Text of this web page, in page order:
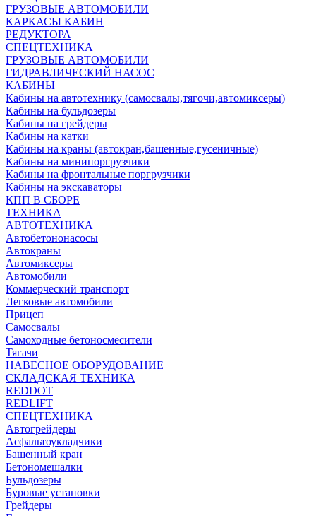
ГРУЗОВЫЕ АВТОМОБИЛИ
КАРКАСЫ КАБИН
РЕДУКТОРА
СПЕЦТЕХНИКА
ГРУЗОВЫЕ АВТОМОБИЛИ
ГИДРАВЛИЧЕСКИЙ НАСОС
КАБИНЫ
Кабины на автотехнику (самосвалы,тягочи,автомиксеры)
Кабины на бульдозеры
Кабины на грейдеры
Кабины на катки
Кабины на краны (автокран,башенные,гусеничные)
Кабины на минипоргрузчики
Кабины на фронтальные поргрузчики
Кабины на экскаваторы
КПП В СБОРЕ
ТЕХНИКА
АВТОТЕХНИКА
Автобетононасосы
Автокраны
Автомиксеры
Автомобили
Коммерческий транспорт
Легковые автомобили
Прицеп
Самосвалы
Самоходные бетоносмесители
Тягачи
НАВЕСНОЕ ОБОРУДОВАНИЕ
СКЛАДСКАЯ ТЕХНИКА
REDDOT
REDLIFT
СПЕЦТЕХНИКА
Автогрейдеры
Асфальтоукладчики
Башенный кран
Бетономешалки
Бульдозеры
Буровые установки
Грейдеры